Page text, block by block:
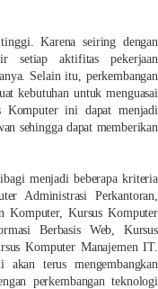
Karena seiring dengan
setiap aktifitas pekerjaan
Selain itu, perkembangan
kebutuhan untuk menguasai
Komputer ini dapat menjadi
sehingga dapat memberikan
menjadi beberapa kriteria
Administrasi Perkantoran,
Komputer, Kursus Komputer
Berbasis Web, Kursus
Komputer Manajemen IT.
terus mengembangkan
perkembangan teknologi